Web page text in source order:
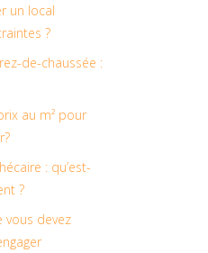
un local
?
de-chaussée :
au m² pour
: qu’est-
?
vous devez